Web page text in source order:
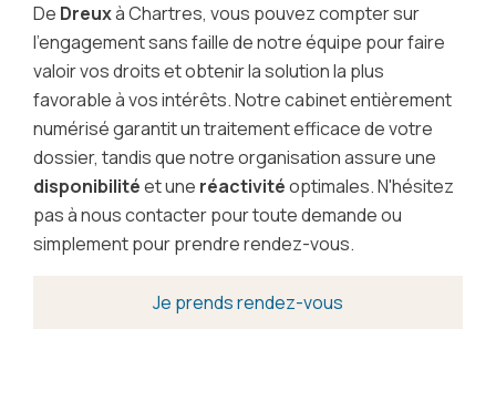
De Dreuxà Chartres, vous pouvez compter sur
l'engagement sans faille de notre équipe pour faire
valoir vos droits et obtenir la solution la plus
favorable à vos intérêts. Notre cabinet entièrement
numérisé garantit un traitement efficace de votre
dossier, tandis que notre organisation assure une
disponibilitéet une réactivitéoptimales. N'hésitez
pas à nous contacter pour toute demande ou
simplement pour prendre rendez-vous.
Je prends rendez-vous